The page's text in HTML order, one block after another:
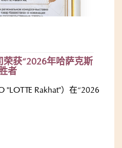
获“2026年哈萨克斯
者
Rakhat"）在“2026